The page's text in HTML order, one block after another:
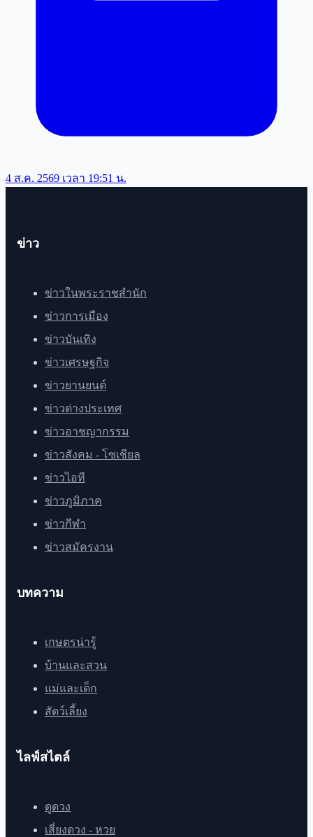
4 ส.ค. 2569 เวลา 19:51 น.
ข่าว
ข่าวในพระราชสำนัก
ข่าวการเมือง
ข่าวบันเทิง
ข่าวเศรษฐกิจ
ข่าวยานยนต์
ข่าวต่างประเทศ
ข่าวอาชญากรรม
ข่าวสังคม - โซเชียล
ข่าวไอที
ข่าวภูมิภาค
ข่าวกีฬา
ข่าวสมัครงาน
บทความ
เกษตรน่ารู้
บ้านและสวน
แม่และเด็ก
สัตว์เลี้ยง
ไลฟ์สไตล์
ดูดวง
เสี่ยงดวง - หวย